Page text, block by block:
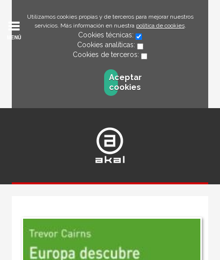
Utilizamos cookies propias y de terceros para mejorar nuestros
servicios. Más información en nuestra política de cookies.
Cookies técnicas:
Cookies analíticas:
Cookies de terceros:
Aceptar
cookies
MENÚ